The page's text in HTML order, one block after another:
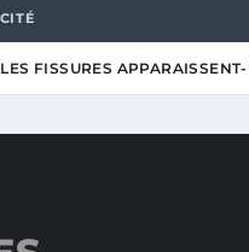
FISSURES